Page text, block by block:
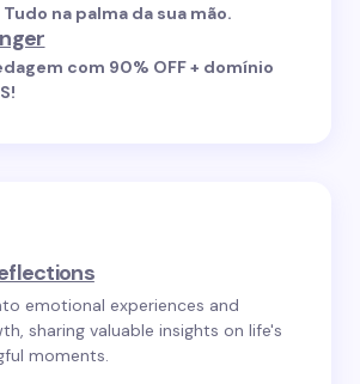
na palma da sua mão.
com 90% OFF + domínio
emotional experiences and
sharing valuable insights on life's
moments.